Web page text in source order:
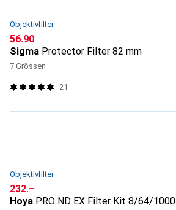
Objektivfilter
CHF
56.90
Sigma Protector Filter 82 mm
7 Grössen
21
Objektivfilter
CHF
232.–
Hoya PRO ND EX Filter Kit 8/64/1000